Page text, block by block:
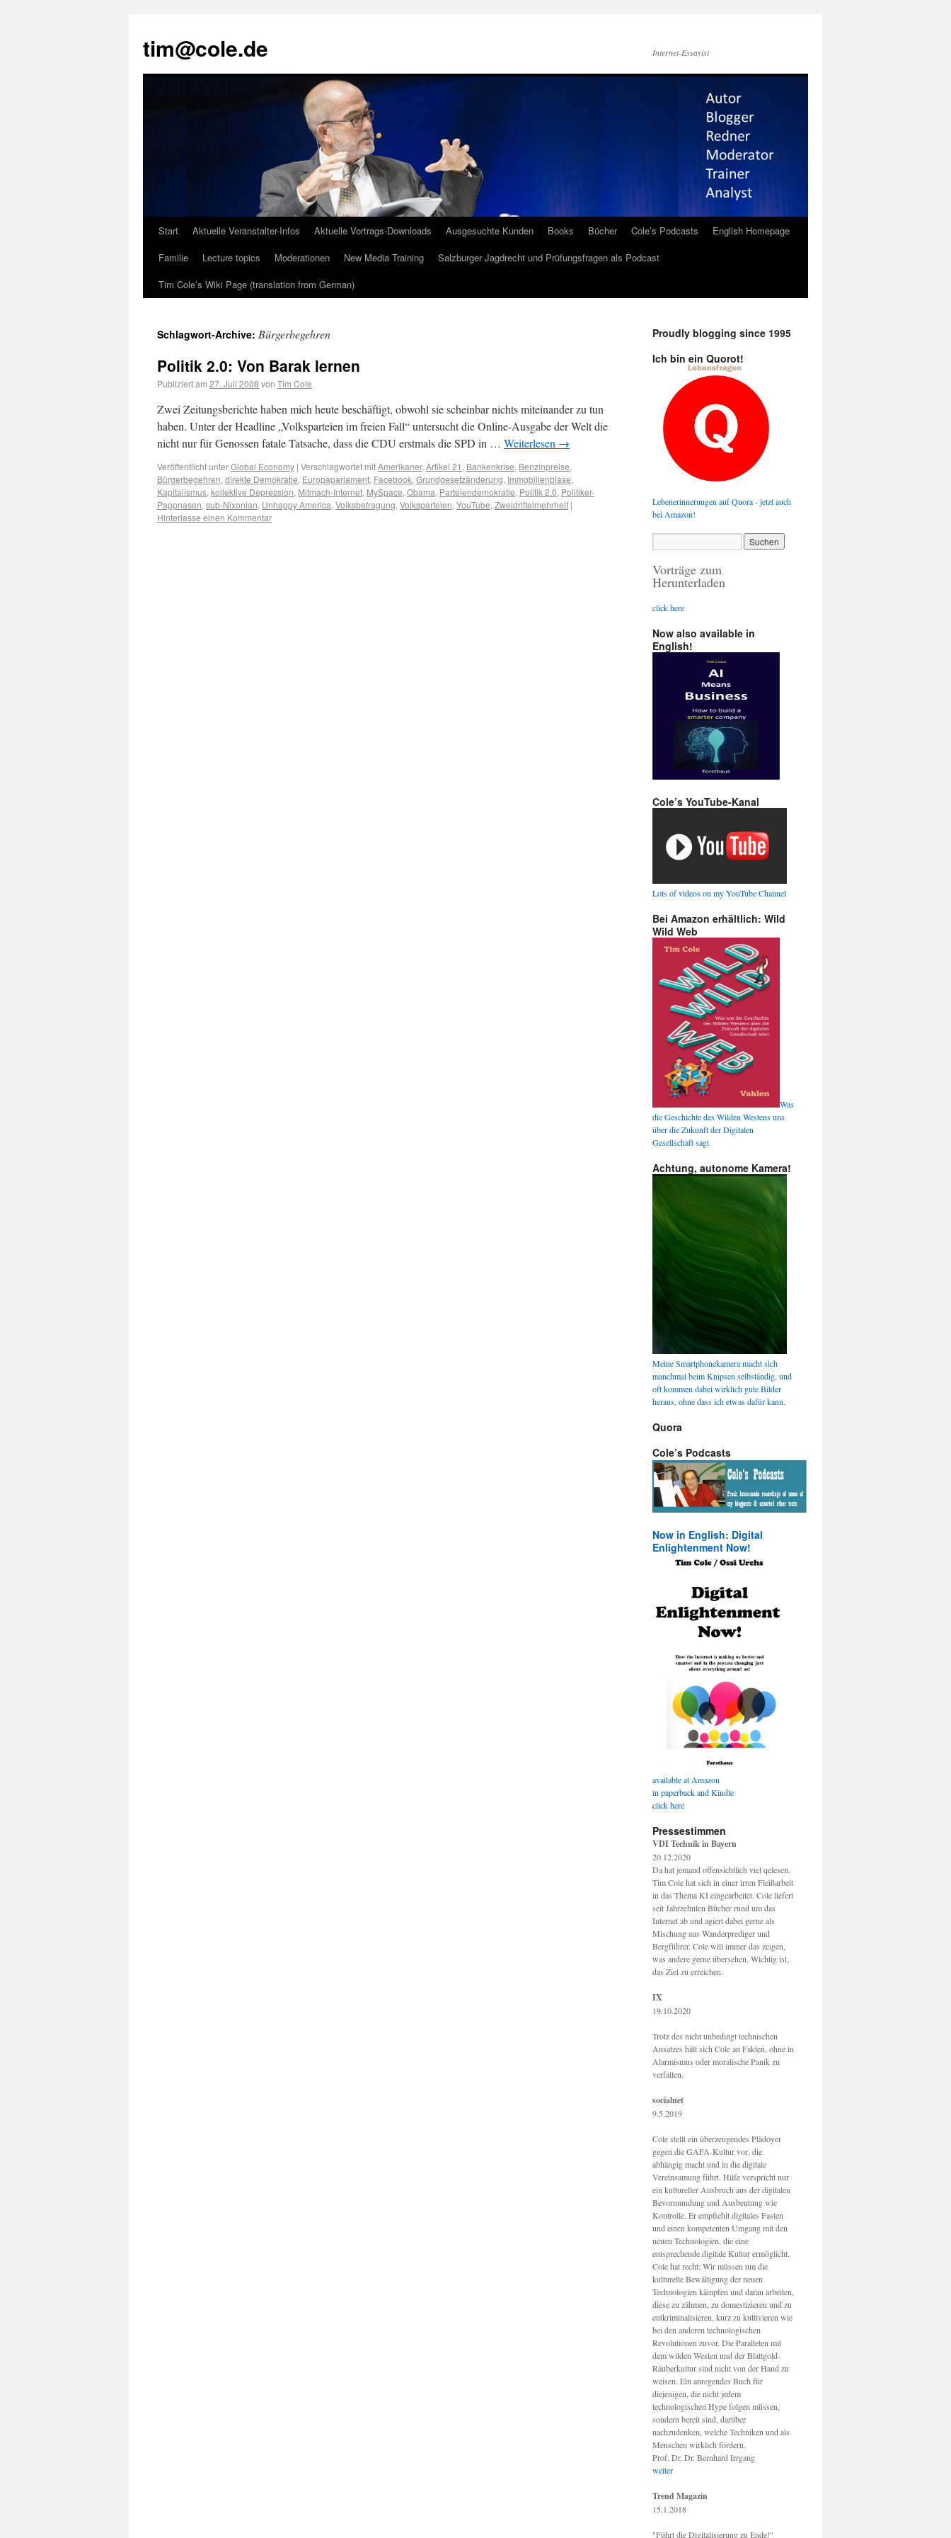
tim@cole.de Internet-Essayist
Start Aktuelle Veranstalter-Infos Aktuelle Vortrags-Downloads Ausgesuchte Kunden Books Bücher Cole’s Podcasts
English Homepage
Familie
Lecture topics Moderationen New Media Training
Salzburger Jagdrecht und Prüfungsfragen als Podcast
Tim Cole’s Wiki Page (translation from German)
Schlagwort-Archive: Bürgerbegehren
Politik 2.0: Von Barak lernen
Publiziert am 27. Juli 2008 von Tim Cole
Zwei Zeitungsberichte haben mich heute beschäftigt, obwohl sie scheinbar nichts miteinander zu tun
haben. Unter der Headline „Volksparteien im freien Fall“ untersucht die Online-Ausgabe der Welt die
nicht nur für Genossen fatale Tatsache, dass die CDU erstmals die SPD in … Weiterlesen →
Veröffentlicht unterGlobal Economy | Verschlagwortet mitAmerikaner, Artikel 21 , Bankenkrise, Benzinpreise,
Bürgerbegehren, direkte Demokratie, Europaparlament, Facebook, Grundgesetzänderung, Immobilienblase,
Kapitalismus, kollektive Depression, Mitmach-Internet, MySpace, Obama, Parteiendemokratie, Politik 2.0, Politiker-
Pappnasen, sub-Nixonian, Unhappy America, Volksbefragung, Volksparteien, YouTube, Zweidrittelmehrheit |
Hinterlasse einen Kommentar
Proudly blogging since 1995
Ich bin ein Quorot!
Lebenerinnerungen auf Quora - jetzt auch
bei Amazon!
Vorträge zum
Herunterladen
click here
Now also available in
English!
Cole’s YouTube-Kanal
Lots of videos on my YouTube Channel
Bei Amazon erhältlich: Wild
Wild Web
Was
die Geschichte des Wilden Westens uns
über die Zukunft der Digitalen
Gesellschaft sagt
Achtung, autonome Kamera!
Meine Smartphonekamera macht sich
manchmal beim Knipsen selbständig, und
oft kommen dabei wirklich gute Bilder
heraus, ohne dass ich etwas dafür kann.
Quora
Cole’s Podcasts
Now in English: Digital
Enlightenment Now!
available at Amazon
in paperback and Kindle
click here
Pressestimmen
VDI Technik in Bayern
20.12.2020
Da hat jemand offensichtlich viel qelesen.
Tim Cole hat sich in einer irren Fleißarbeit
in das Thema KI eingearbeitet. Cole liefert
seit Jahrzehnten Bücher rund um das
Internet ab und agiert dabei gerne als
Mischung aus Wanderprediger und
Bergführer. Cole will immer das zeigen,
was andere gerne übersehen. Wichtig ist,
das Ziel zu erreichen.
IX
19.10.2020
Trotz des nicht unbedingt technischen
Ansatzes hält sich Cole an Fakten, ohne in
Alarmismus oder moralische Panik zu
verfallen.
socialnet
9.5.2019
Cole stellt ein überzeugendes Plädoyer
gegen die GAFA-Kultur vor, die
abhängig macht und in die digitale
Vereinsamung führt. Hilfe verspricht nur
ein kultureller Ausbruch aus der digitalen
Bevormundung und Ausbeutung wie
Kontrolle. Er empfiehlt digitales Fasten
und einen kompetenten Umgang mit den
neuen Technologien, die eine
entsprechende digitale Kultur ermöglicht.
Cole hat recht: Wir müssen um die
kulturelle Bewältigung der neuen
Technologien kämpfen und daran arbeiten,
diese zu zähmen, zu domestizieren und zu
entkriminalisieren, kurz zu kultivieren wie
bei den anderen technologischen
Revolutionen zuvor. Die Parallelen mit
dem wilden Westen und der Blattgold-
Räuberkultur sind nicht von der Hand zu
weisen. Ein anregendes Buch für
diejenigen, die nicht jedem
technologischen Hype folgen müssen,
sondern bereit sind, darüber
nachzudenken, welche Techniken und als
Menschen wirklich fördern.
Prof. Dr. Dr. Bernhard Irrgang
weiter
Trend Magazin
15.1.2018
"Führt die Digitalisierung zu Ende!"